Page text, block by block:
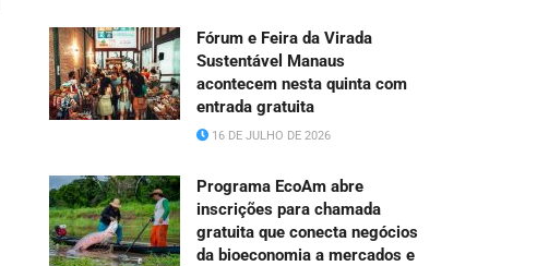
Fórum e Feira da Virada
Sustentável Manaus
acontecem nesta quinta com
entrada gratuita
16 DE JULHO DE 2026
Programa EcoAm abre
inscrições para chamada
gratuita que conecta negócios
da bioeconomia a mercados e